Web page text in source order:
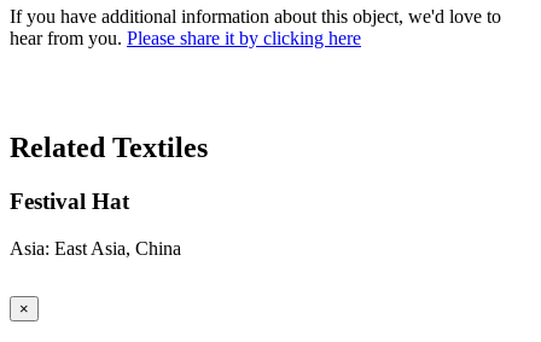
If you have additional information about this object, we'd love to
hear from you. Please share it by clicking here
Related Textiles
Festival Hat
Asia: East Asia, China
×